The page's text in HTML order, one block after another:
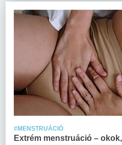
#MENSTRUÁCIÓ
Extrém menstruáció –